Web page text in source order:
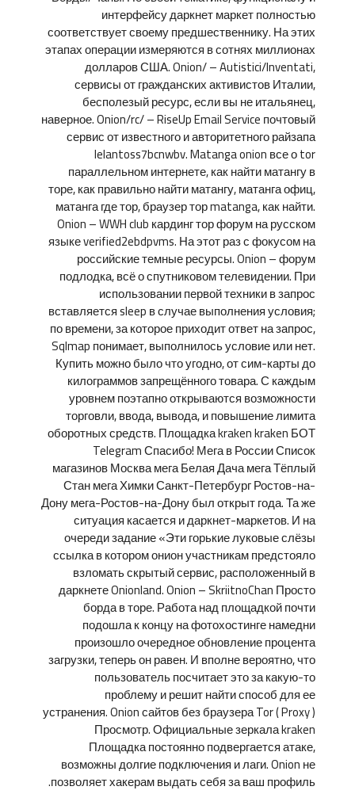
интерфейсу даркнет маркет полностью
соответствует своему предшественнику. На этих
этапах операции измеряются в сотнях миллионах
долларов США. Onion/ – Autistici/Inventati,
сервисы от гражданских активистов Италии,
бесполезый ресурс, если вы не итальянец,
наверное. Onion/rc/ – RiseUp Email Service почтовый
сервис от известного и авторитетного райзапа
lelantoss7bcnwbv. Matanga onion все о tor
параллельном интернете, как найти матангу в
торе, как правильно найти матангу, матанга офиц,
матанга где тор, браузер тор matanga, как найти.
Onion – WWH club кардинг тор форум на русском
языке verified2ebdpvms. На этот раз с фокусом на
российские темные ресурсы. Onion – форум
подлодка, всё о спутниковом телевидении. При
использовании первой техники в запрос
вставляется sleep в случае выполнения условия;
по времени, за которое приходит ответ на запрос,
Sqlmap понимает, выполнилось условие или нет.
Купить можно было что угодно, от сим-карты до
килограммов запрещённого товара. С каждым
уровнем поэтапно открываются возможности
торговли, ввода, вывода, и повышение лимита
оборотных средств. Площадка kraken kraken БОТ
Telegram Спасибо! Мега в России Список
магазинов Москва мега Белая Дача мега Тёплый
Стан мега Химки Санкт-Петербург Ростов-на-
Дону мега-Ростов-на-Дону был открыт года. Та же
ситуация касается и даркнет-маркетов. И на
очереди задание «Эти горькие луковые слёзы
ссылка в котором онион участникам предстояло
взломать скрытый сервис, расположенный в
даркнете Onionland. Onion – SkriitnoChan Просто
борда в торе. Работа над площадкой почти
подошла к концу на фотохостинге намедни
произошло очередное обновление процента
загрузки, теперь он равен. И вполне вероятно, что
пользователь посчитает это за какую-то
проблему и решит найти способ для ее
устранения. Onion сайтов без браузера Tor ( Proxy )
Просмотр. Официальные зеркала kraken
Площадка постоянно подвергается атаке,
возможны долгие подключения и лаги. Onion не
позволяет хакерам выдать себя за ваш профиль.